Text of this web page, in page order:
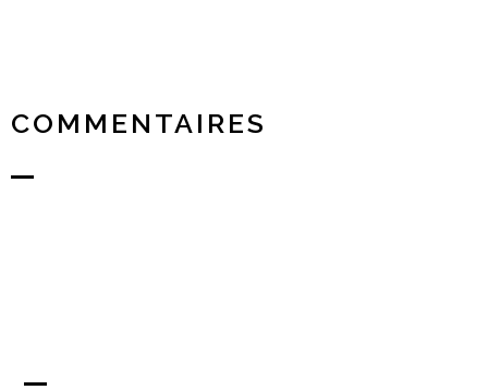
COMMENTAIRES